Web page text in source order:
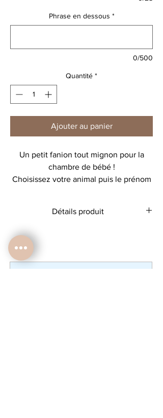
Phrase en dessous *
0/500
Quantité *
Ajouter au panier
Un petit fanion tout mignon pour la
chambre de bébé !
Choisissez votre animal puis le prénom
Parfait petit cadeau précieux!
Détails produit